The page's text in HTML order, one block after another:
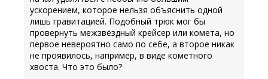
ускорением, которое нельзя объяснить одной
лишь гравитацией. Подобный трюк мог бы
провернуть межзвёздный крейсер или комета, но
первое невероятно само по себе, а второе никак
не проявилось, например, в виде кометного
хвоста. Что это было?